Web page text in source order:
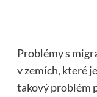
Problémy s
v zemích, které
takový problém